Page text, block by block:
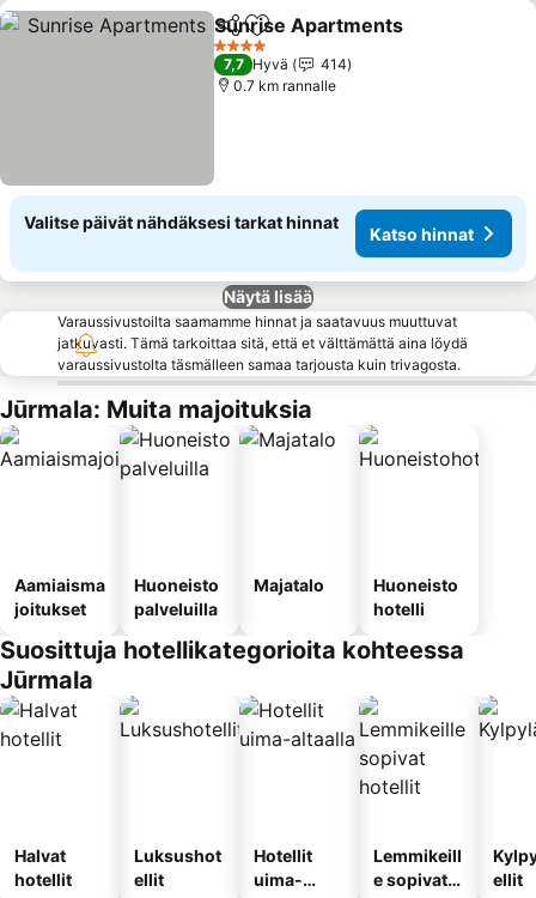
Jaa Lisää suosikkeihin
Sunrise Apartments
4 Tähtiluokitus
7,7 Hyvä
414
0.7 km rannalle
Valitse päivät nähdäksesi tarkat hinnat
Katso hinnat
Näytä lisää
Varaussivustoilta saamamme hinnat ja saatavuus muuttuvat
jatkuvasti. Tämä tarkoittaa sitä, että et välttämättä aina löydä
varaussivustolta täsmälleen samaa tarjousta kuin trivagosta.
Jūrmala: Muita majoituksia
Aamiaisma
joitukset
Huoneisto
palveluilla
Majatalo
Huoneisto
hotelli
Suosittuja hotellikategorioita kohteessa
Jūrmala
Halvat
hotellit
Luksushot
ellit
Hotellit
uima-
Lemmikeill
e sopivat
ellit